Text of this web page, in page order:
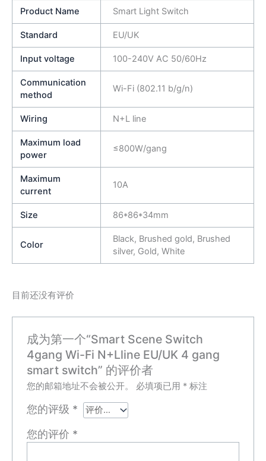
Product Name Smart Light Switch
Standard EU/UK
Input voltage 100-240V AC 50/60Hz
Communication
method
Wi-Fi (802.11 b/g/n)
Wiring N+L line
Maximum load
power
≤800W/gang
Maximum
current
10A
Size 86*86*34mm
Color
Black, Brushed gold, Brushed
silver, Gold, White
目前还没有评价
成为第一个“Smart Scene Switch
4gang Wi-Fi N+Lline EU/UK 4 gang
smart switch” 的评价者
您的邮箱地址不会被公开。 必填项已用 * 标注
您的评级 *
您的评价 *